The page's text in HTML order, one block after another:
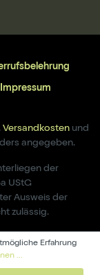
Impressum
Versandkosten und
angegeben.
der
UStG
Ausweis der
zulässig.
Erfahrung
...